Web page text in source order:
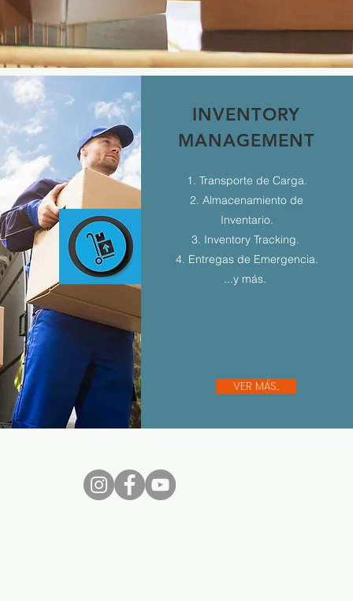
INVENTORY
MANAGEMENT
1. Transporte de Carga.
2. Almacenamiento de
Inventario.
3. Inventory Tracking.
4. Entregas de Emergencia.
...y más.
VER MÁS...